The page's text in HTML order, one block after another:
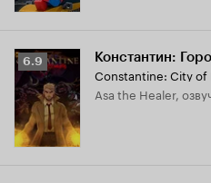
Рейтинг
Кинопоиска
6.9
6.9 Константин:
Asa the Healer,